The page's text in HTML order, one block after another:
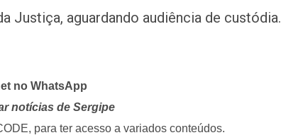
Justiça, aguardando audiência de custódia.
no WhatsApp
notícias de Sergipe
para ter acesso a variados conteúdos.